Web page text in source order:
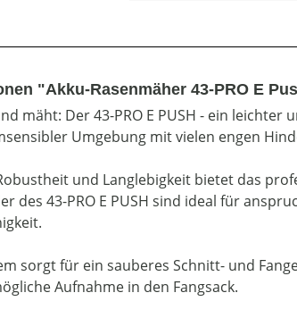
"Akku-Rasenmäher 43-PRO E
mäht: Der 43-PRO E PUSH - ein leichter
Umgebung mit vielen engen
und Langlebigkeit bietet das
des 43-PRO E PUSH sind ideal für
sorgt für ein sauberes Schnitt- und
Aufnahme in den Fangsack.